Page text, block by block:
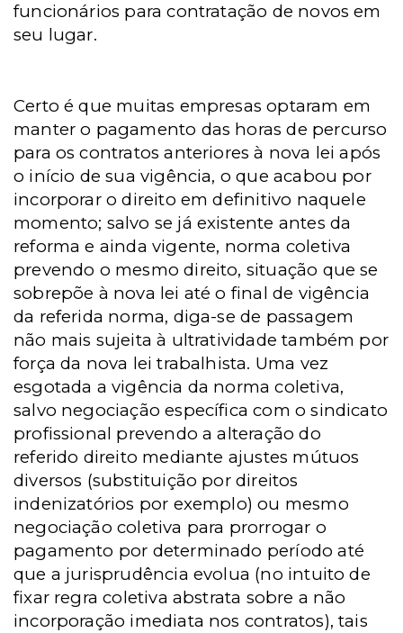
funcionários para contratação de novos em
seu lugar.
Certo é que muitas empresas optaram em
manter o pagamento das horas de percurso
para os contratos anteriores à nova lei após
o início de sua vigência, o que acabou por
incorporar o direito em definitivo naquele
momento; salvo se já existente antes da
reforma e ainda vigente, norma coletiva
prevendo o mesmo direito, situação que se
sobrepõe à nova lei até o final de vigência
da referida norma, diga-se de passagem
não mais sujeita à ultratividade também por
força da nova lei trabalhista. Uma vez
esgotada a vigência da norma coletiva,
salvo negociação específica com o sindicato
profissional prevendo a alteração do
referido direito mediante ajustes mútuos
diversos (substituição por direitos
indenizatórios por exemplo) ou mesmo
negociação coletiva para prorrogar o
pagamento por determinado período até
que a jurisprudência evolua (no intuito de
fixar regra coletiva abstrata sobre a não
incorporação imediata nos contratos), tais